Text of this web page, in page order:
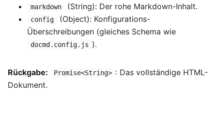
markdown (String): Der rohe Markdown-Inhalt.
config
(Object): Konfigurations-
Überschreibungen (gleiches Schema wie
docmd.config.js ).
Rückgabe: Promise<String> : Das vollständige HTML-
Dokument.